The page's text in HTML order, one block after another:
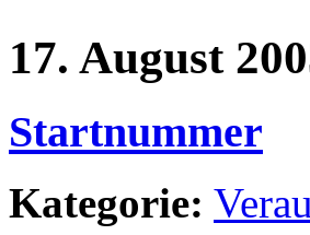
17. August
Startnummer
Kategorie: